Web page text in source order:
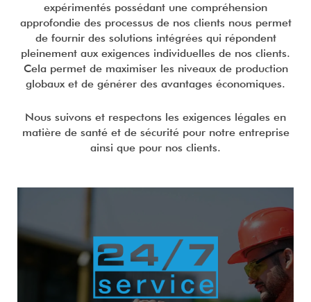
expérimentés possédant une compréhension
approfondie des processus de nos clients nous permet
de fournir des solutions intégrées qui répondent
pleinement aux exigences individuelles de nos clients.
Cela permet de maximiser les niveaux de production
globaux et de générer des avantages économiques.
Nous suivons et respectons les exigences légales en
matière de santé et de sécurité pour notre entreprise
ainsi que pour nos clients.